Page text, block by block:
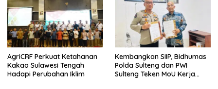
AgriCRF Perkuat Ketahanan
Kakao Sulawesi Tengah
Hadapi Perubahan Iklim
Kembangkan SIIP, Bidhumas
Polda Sulteng dan PWI
Sulteng Teken MoU Kerja